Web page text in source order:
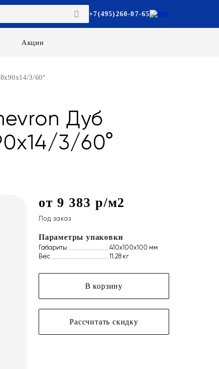
+7(495)260-07-65
Акции
3/60°
Дуб
3/60°
от 9 383 р/м2
Под заказ
Параметры упаковки
Габариты
410х100х100 мм
Вес
11.28 кг
В корзину
Рассчитать скидку